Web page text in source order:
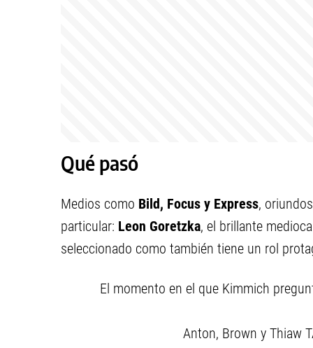
Qué pasó
Medios como Bild, Focus y Express,
particular: Leon Goretzka, el brillante
seleccionado como también tiene un rol
El momento en el que Kimmich
Anton, Brown y Thiaw